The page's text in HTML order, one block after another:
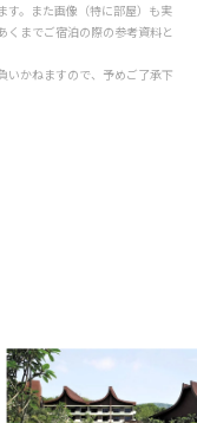
す。また画像（特に部屋）も実
くまでご宿泊の際の参考資料と
かねますので、予めご了承下